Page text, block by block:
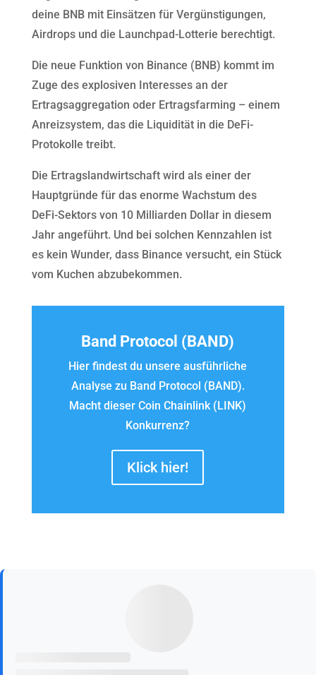
deine BNB mit Einsätzen für Vergünstigungen,
Airdrops und die Launchpad-Lotterie berechtigt.
Die neue Funktion von Binance (BNB) kommt im
Zuge des explosiven Interesses an der
Ertragsaggregation oder Ertragsfarming – einem
Anreizsystem, das die Liquidität in die DeFi-
Protokolle treibt.
Die Ertragslandwirtschaft wird als einer der
Hauptgründe für das enorme Wachstum des
DeFi-Sektors von 10 Milliarden Dollar in diesem
Jahr angeführt. Und bei solchen Kennzahlen ist
es kein Wunder, dass Binance versucht, ein Stück
vom Kuchen abzubekommen.
Band Protocol (BAND)
Hier findest du unsere ausführliche
Analyse zu Band Protocol (BAND).
Macht dieser Coin Chainlink (LINK)
Konkurrenz?
Klick hier!